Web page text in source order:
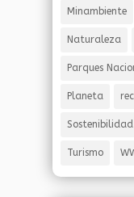
Minambiente
Naturaleza
Parques
Planeta
Sostenibilidad
Turismo